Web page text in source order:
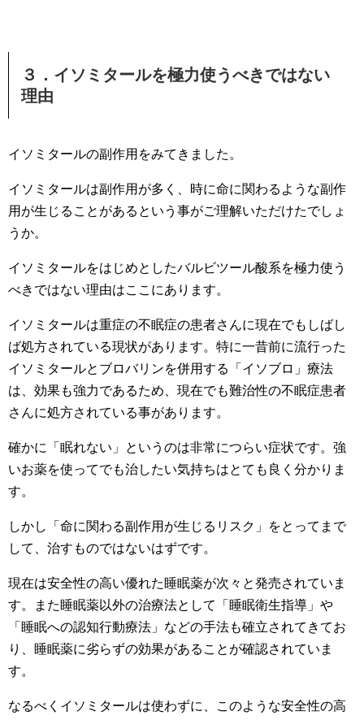
３．イソミタールを極力使うべきではない
理由
イソミタールの副作用をみてきました。
イソミタールは副作用が多く、時に命に関わるような副作
用が生じることがあるという事がご理解いただけたでしょ
うか。
イソミタールをはじめとしたバルビツール酸系を極力使う
べきではない理由はここにあります。
イソミタールは重症の不眠症の患者さんに現在でもしばし
ば処方されている現状があります。特に一昔前に流行った
イソミタールとブロバリンを併用する「イソブロ」療法
は、効果も強力であるため、現在でも難治性の不眠症患者
さんに処方されている事があります。
確かに「眠れない」というのは非常につらい症状です。強
いお薬を使ってでも治したい気持ちはとても良く分かりま
す。
しかし「命に関わる副作用が生じるリスク」をとってまで
して、治すものではないはずです。
現在は安全性の高い優れた睡眠薬が次々と発売されていま
す。また睡眠薬以外の治療法として「睡眠衛生指導」や
「睡眠への認知行動療法」などの手法も確立されてきてお
り、睡眠薬に劣らずの効果があることが確認されていま
す。
なるべくイソミタールは使わずに、このような安全性の高